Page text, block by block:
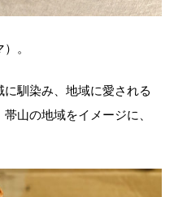
。
馴染み、地域に愛される
山の地域をイメージに、